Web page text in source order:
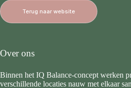
Terug naar website
Over ons
Binnen het IQ Balance-concept werken
verschillende locaties nauw met elkaar